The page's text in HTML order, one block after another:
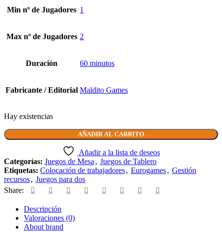
Min nº de Jugadores 1
Max nº de Jugadores 2
Duración 60 minutos
Fabricante / Editorial Maldito Games
Hay existencias
AÑADIR AL CARRITO
Añadir a la lista de deseos
Categorías: Juegos de Mesa , Juegos de Tablero
Etiquetas: Colocación de trabajadores, Eurogames, Gestión
recursos, Juegos para dos
Share:
Descripción
Valoraciones (0)
About brand